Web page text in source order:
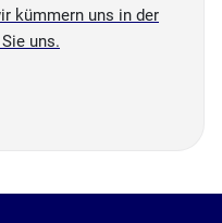
kümmern uns in der
uns.